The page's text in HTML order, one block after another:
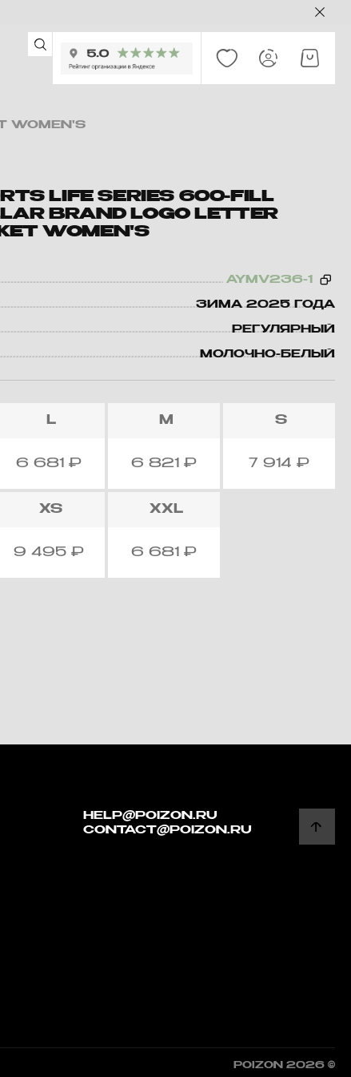
WOMEN'S
LIFE SERIES 600-FILL
BRAND LOGO LETTER
WOMEN'S
AYMV236-1
ЗИМА 2025 ГОДА
РЕГУЛЯРНЫЙ
МОЛОЧНО-БЕЛЫЙ
L
6 681₽
M
6 821₽
S
7 914 ₽
XS
9 495₽
XXL
6 681₽
HELP@POIZON.RU
CONTACT@POIZON.RU
POIZON 2026 ©